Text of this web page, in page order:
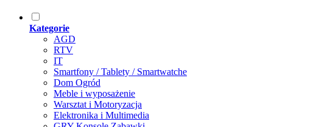
Kategorie
AGD
RTV
IT
Smartfony / Tablety / Smartwatche
Dom Ogród
Meble i wyposażenie
Warsztat i Motoryzacja
Elektronika i Multimedia